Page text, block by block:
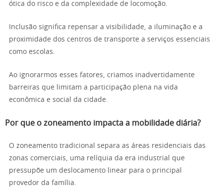
ótica do risco e da complexidade de locomoção.
Inclusão significa repensar a visibilidade, a iluminação e a
proximidade dos centros de transporte a serviços essenciais
como escolas.
Ao ignorarmos esses fatores, criamos inadvertidamente
barreiras que limitam a participação plena na vida
econômica e social da cidade.
Por que o zoneamento impacta a mobilidade diária?
O zoneamento tradicional separa as áreas residenciais das
zonas comerciais, uma relíquia da era industrial que
pressupõe um deslocamento linear para o principal
provedor da família.